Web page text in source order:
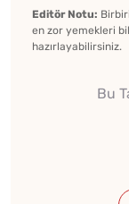
Editör Notu:
en zor yemekleri
hazırlayabilirsiniz.
Bu